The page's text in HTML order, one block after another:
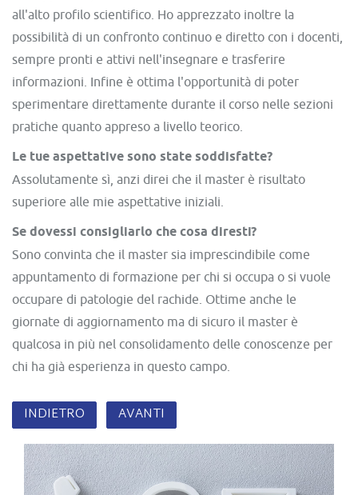
all'alto profilo scientifico. Ho apprezzato inoltre la
possibilità di un confronto continuo e diretto con i docenti,
sempre pronti e attivi nell'insegnare e trasferire
informazioni. Infine è ottima l'opportunità di poter
sperimentare direttamente durante il corso nelle sezioni
pratiche quanto appreso a livello teorico.
Le tue aspettative sono state soddisfatte?
Assolutamente sì, anzi direi che il master è risultato
superiore alle mie aspettative iniziali.
Se dovessi consigliarlo che cosa diresti?
Sono convinta che il master sia imprescindibile come
appuntamento di formazione per chi si occupa o si vuole
occupare di patologie del rachide. Ottime anche le
giornate di aggiornamento ma di sicuro il master è
qualcosa in più nel consolidamento delle conoscenze per
chi ha già esperienza in questo campo.
INDIETRO AVANTI